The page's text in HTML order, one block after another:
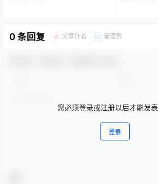
0 条回复 A 文章作者 M 管理员
您必须登录或注册以后才能发
登录